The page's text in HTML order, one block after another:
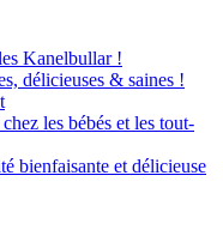
Kanelbullar !
délicieuses & saines !
les bébés et les tout-
bienfaisante et délicieuse